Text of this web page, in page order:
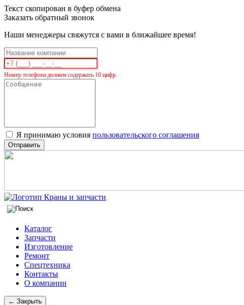
Текст скопирован в буфер обмена
Заказать обратный звонок
Наши менеджеры свяжутся с вами в ближайшее время!
Номер телефона должен содержать 10 цифр.
Я принимаю условия пользовательского соглашения
Отправить
Каталог
Запчасти
Изготовление
Ремонт
Спецтехника
Контакты
О компании
← Закрыть